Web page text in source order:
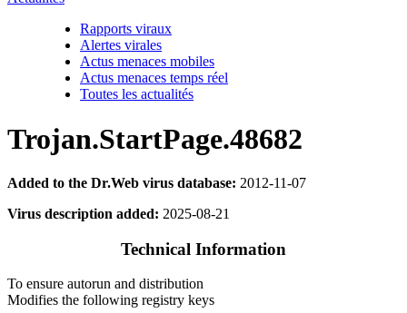
Rapports viraux
Alertes virales
Actus menaces mobiles
Actus menaces temps réel
Toutes les actualités
Trojan.StartPage.48682
Added to the Dr.Web virus database: 2012-11-07
Virus description added: 2025-08-21
Technical Information
To ensure autorun and distribution
Modifies the following registry keys